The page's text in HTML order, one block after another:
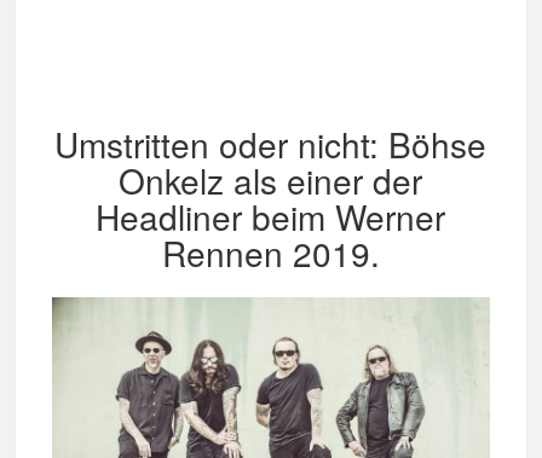
Umstritten oder nicht: Böhse
Onkelz als einer der
Headliner beim Werner
Rennen 2019.